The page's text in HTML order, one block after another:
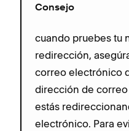
Consejo
cuando pruebes tu
redirección,
correo electrónico
dirección de
estás
electrónico. Para